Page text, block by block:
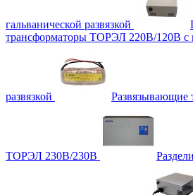
гальванической развязкой
трансформаторы ТОРЭЛ 220В/120В с
развязкой Развязывающие
ТОРЭЛ 230В/230В